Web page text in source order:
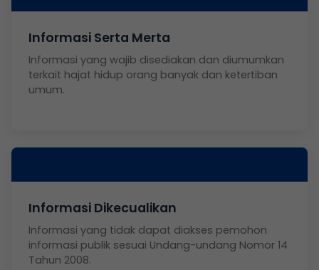
Informasi Serta Merta
Informasi yang wajib disediakan dan diumumkan
terkait hajat hidup orang banyak dan ketertiban
umum.
Informasi Dikecualikan
Informasi yang tidak dapat diakses pemohon
informasi publik sesuai Undang-undang Nomor 14
Tahun 2008.